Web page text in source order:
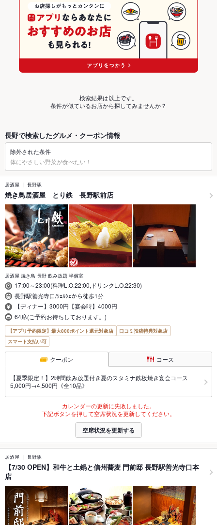
検索結果は以上です。
条件が似ているお店から探してみませんか？
長野で検索したグルメ・クーポン情報
除外された条件
体にやさしい野菜が食べたい！
居酒屋 長野駅
焼き鳥居酒屋 とり鉄 長野駅前店
居酒屋 焼き鳥 長野 飲み放題 半個室
17:00～23:00(料理L.O.22:00,ドリンクL.O.22:30)
長野駅善光寺口/ｼｪﾙｼｪから徒歩1分
【ディナー】3000円【宴会時】4000円
64席(ご予約お待ちしております。)
【アプリ予約限定】最大800ポイント還元対象店
口コミ投稿特典対象店
スマート支払い可
クーポン コース
【夏季限定！】2時間飲み放題付き夏のスタミナ鉄板焼き宴会コース
5,000円→4,500円《全10品》
カレンダーの更新に失敗しました。
下記ボタンを押して空席状況を更新してください。
空席状況を更新する
居酒屋 長野駅
【7/30 OPEN】和牛と土鍋と信州蕎麦 門前邸 長野駅善光寺口本
店